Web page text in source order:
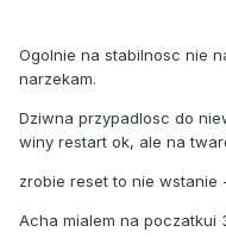
Ogolnie na stabilnosc nie
narzekam.
Dziwna przypadlosc do
winy restart ok, ale na
zrobie reset to nie
Acha mialem na poczatkui